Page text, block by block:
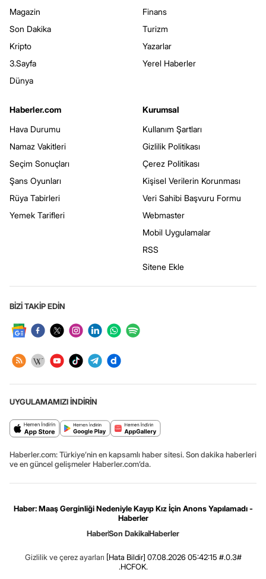
Magazin
Son Dakika
Kripto
3.Sayfa
Dünya
Finans
Turizm
Yazarlar
Yerel Haberler
Haberler.com
Hava Durumu
Namaz Vakitleri
Seçim Sonuçları
Şans Oyunları
Rüya Tabirleri
Yemek Tarifleri
Kurumsal
Kullanım Şartları
Gizlilik Politikası
Çerez Politikası
Kişisel Verilerin Korunması
Veri Sahibi Başvuru Formu
Webmaster
Mobil Uygulamalar
RSS
Sitene Ekle
BİZİ TAKİP EDİN
UYGULAMAMIZI İNDİRİN
Haberler.com: Türkiye’nin en kapsamlı haber sitesi. Son dakika haberleri
ve en güncel gelişmeler Haberler.com’da.
Haber: Maaş Gerginliği Nedeniyle Kayıp Kız İçin Anons Yapılamadı -
Haberler
HaberSon DakikaHaberler
Gizlilik ve çerez ayarları [Hata Bildir] 07.08.2026 05:42:15 #.0.3#
.HCFOK.